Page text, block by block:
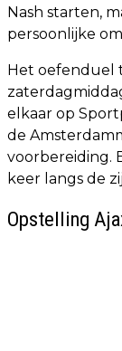
Nash starten,
persoonlijke
Het oefenduel
elkaar op
de
voorbereiding.
keer langs de
Opstelling